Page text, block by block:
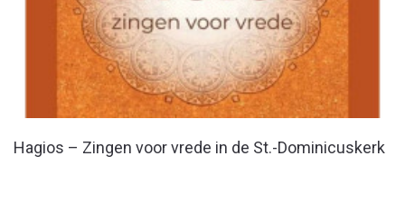
Hagios – Zingen voor vrede in de St.-Dominicuskerk